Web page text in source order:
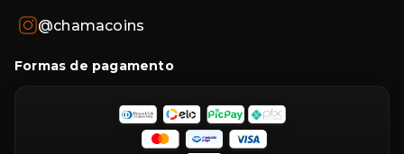
@chamacoins
Formas de pagamento